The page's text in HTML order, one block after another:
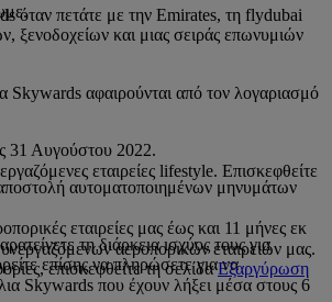
όταν πετάτε με την Emirates, τη flydubai
ξενοδοχείων και μιας σειράς επωνυμιών
Skywards αφαιρούνται από τον λογαριασμό
31 Αυγούστου 2022.
αυτοματοποιημένων μηνυμάτων
τη διάρκεια ισχύος τους για
επίσης να πληρώσετε για να
εταιρείες lifestyle. Επισκεφθείτε
εταιρείες μας έως και 11 μήνες εκ
Skywards που έχουν λήξει μέσα στους 6
αεροπορικών εταιρειών μας.
επισκεφθείτε τη σελίδαΕξαργύρωση